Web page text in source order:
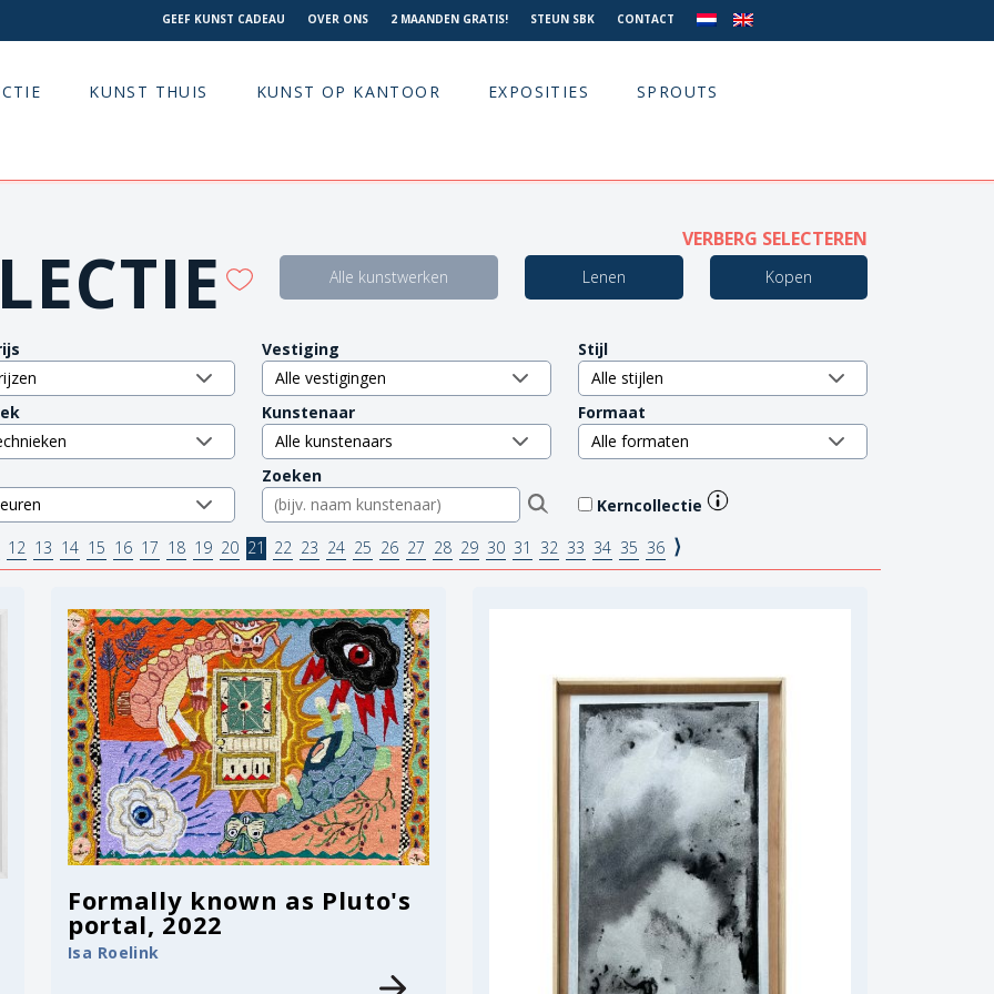
GEEF KUNST CADEAU OVER ONS 2 MAANDEN GRATIS! STEUN SBK CONTACT
KUNST THUIS KUNST OP KANTOOR EXPOSITIES SPROUTS
VERBERG SELECTEREN
Alle kunstwerken Lenen Kopen
Vestiging Stijl
Kunstenaar Formaat
Zoeken
Kerncollectie
12 13 14 15 16 17 18 19 20 21 22 23 24 25 26 27 28 29 30 31 32 33 34 35 36 ⟩
Formally known as Pluto's
portal, 2022
Isa Roelink